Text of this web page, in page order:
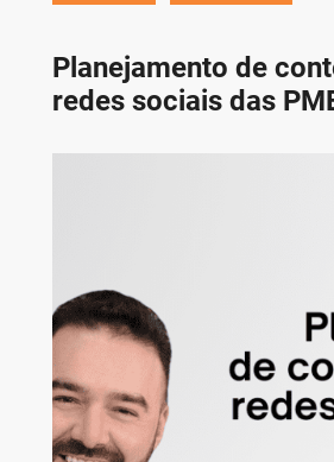
Planejamento de
redes sociais das